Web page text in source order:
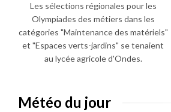
Les sélections régionales pour les
Olympiades des métiers dans les
catégories "Maintenance des matériels"
et "Espaces verts-jardins" se tenaient
au lycée agricole d'Ondes.
Météo du jour